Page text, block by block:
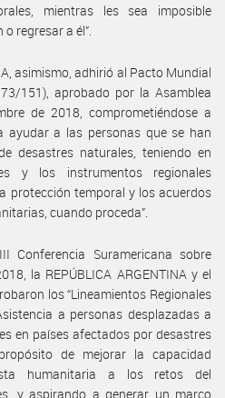
mientras les sea imposible
regresar a él”.
asimismo, adhirió al Pacto Mundial
151), aprobado por la Asamblea
de 2018, comprometiéndose a
ayudar a las personas que se han
desastres naturales, teniendo en
y los instrumentos regionales
protección temporal y los acuerdos
cuando proceda”.
Conferencia Suramericana sobre
la REPÚBLICA ARGENTINA y el
los “Lineamientos Regionales
a personas desplazadas a
en países afectados por desastres
de mejorar la capacidad
humanitaria a los retos del
y aspirando a generar un marco